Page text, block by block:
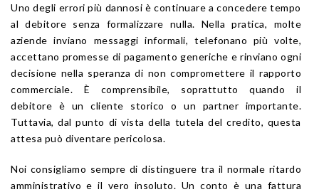
Uno degli errori più dannosi è continuare a concedere tempo
al debitore senza formalizzare nulla. Nella pratica, molte
aziende inviano messaggi informali, telefonano più volte,
accettano promesse di pagamento generiche e rinviano ogni
decisione nella speranza di non compromettere il rapporto
commerciale. È comprensibile, soprattutto quando il
debitore è un cliente storico o un partner importante.
Tuttavia, dal punto di vista della tutela del credito, questa
attesa può diventare pericolosa.
Noi consigliamo sempre di distinguere tra il normale ritardo
amministrativo e il vero insoluto. Un conto è una fattura